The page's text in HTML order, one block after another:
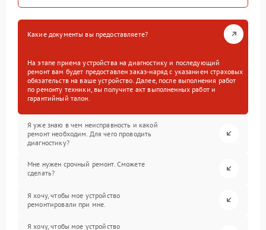
Какие документы вы предоставляете?
На этапе приема устройства на диагностику и последующий
ремонт вам будет предоставлен заказ-наряд с указанием страховых
обязательств на ваше устройство. Далее, после выполнения работ
по ремонту техники, вы получите акт выполненных работ и
гарантийный талон.
Я уже знаю в чем неисправность и какой
ремонт необходим. Для чего проводить
диагностику?
Мне нужен срочный ремонт. Сможете
сделать?
Я хочу, чтобы мое устройство
ремонтировали при мне.
Я хочу, чтобы мое устройство